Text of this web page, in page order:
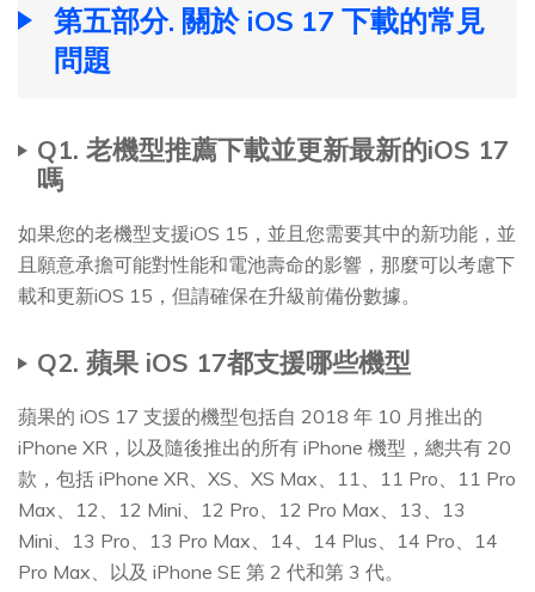
第五部分. 關於 iOS 17 下載的常見
問題
Q1. 老機型推薦下載並更新最新的iOS 17
嗎
如果您的老機型支援iOS 15，並且您需要其中的新功能，並
且願意承擔可能對性能和電池壽命的影響，那麼可以考慮下
載和更新iOS 15，但請確保在升級前備份數據。
Q2. 蘋果 iOS 17都支援哪些機型
蘋果的 iOS 17 支援的機型包括自 2018 年 10 月推出的
iPhone XR，以及隨後推出的所有 iPhone 機型，總共有 20
款，包括 iPhone XR、XS、XS Max、11、11 Pro、11 Pro
Max、12、12 Mini、12 Pro、12 Pro Max、13、13
Mini、13 Pro、13 Pro Max、14、14 Plus、14 Pro、14
Pro Max、以及 iPhone SE 第 2 代和第 3 代。